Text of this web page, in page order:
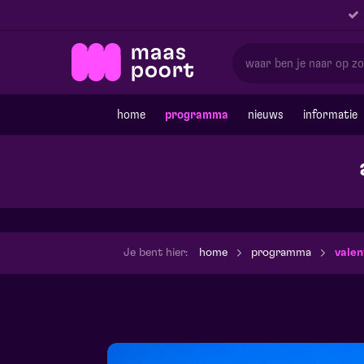
home programma nieuws informatie
Je bent hier: home programma